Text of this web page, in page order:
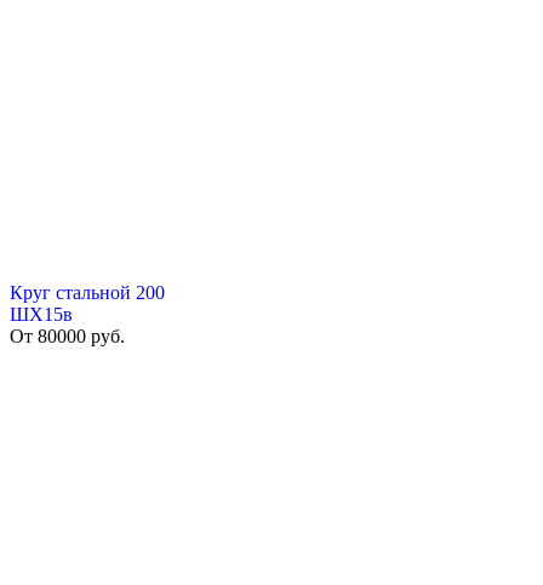
Круг стальной 200
ШХ15в
От 80000 руб.